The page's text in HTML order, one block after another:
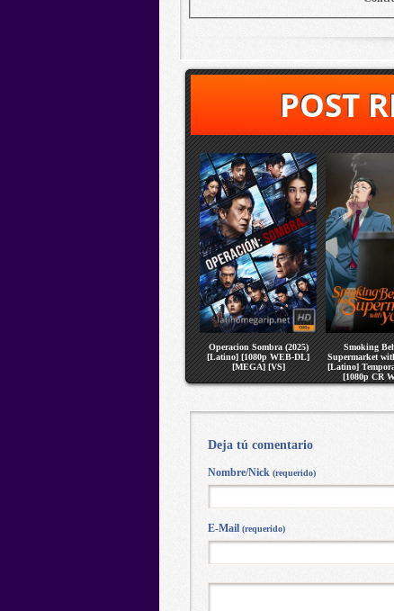
POST
Operacion Sombra (2025)
[Latino] [1080p WEB-DL]
[MEGA] [VS]
Smoking
Supermarket
[Latino]
[1080p CR
[MEGA]
Deja tú comentario
Nombre/Nick (requerido)
E-Mail (requerido)